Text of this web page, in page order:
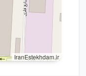
IranEstekhdam.ir